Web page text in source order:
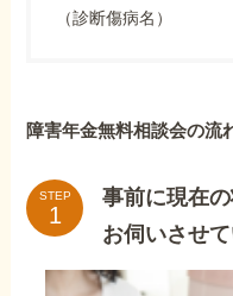
（診断傷病名）
障害年金無料相談会の流
STEP
事前に現在
お伺いさせて